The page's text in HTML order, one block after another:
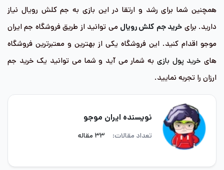
همچنین شما برای رشد و ارتقا در این بازی به جم کلش رویال نیاز
دارید. برای خرید جم کلش رویال می توانید از طریق فروشگاه جم ایران
موجو اقدام کنید. این فروشگاه یکی از بهترین و معتبرترین فروشگاه
های خرید پول بازی به شمار می آید و شما می توانید یک خرید جم
ارزان را تجربه نمایید.
نویسنده ایران موجو
تعداد مقالات: ۳۳ مقاله